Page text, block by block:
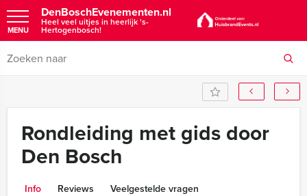
DenBoschEvenementen.nl
Heel veel uitjes in heerlijk 's-
Hertogenbosch!
MENU
Rondleiding met gids door
Den Bosch
Info Reviews Veelgestelde vragen